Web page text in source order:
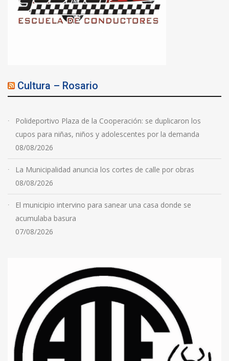
Cultura – Rosario
Polideportivo Plaza de la Cooperación: se duplicaron los
cupos para niñas, niños y adolescentes por la demanda
08/08/2026
La Municipalidad anuncia los cortes de calle por obras
08/08/2026
El municipio intervino para sanear una casa donde se
acumulaba basura
07/08/2026